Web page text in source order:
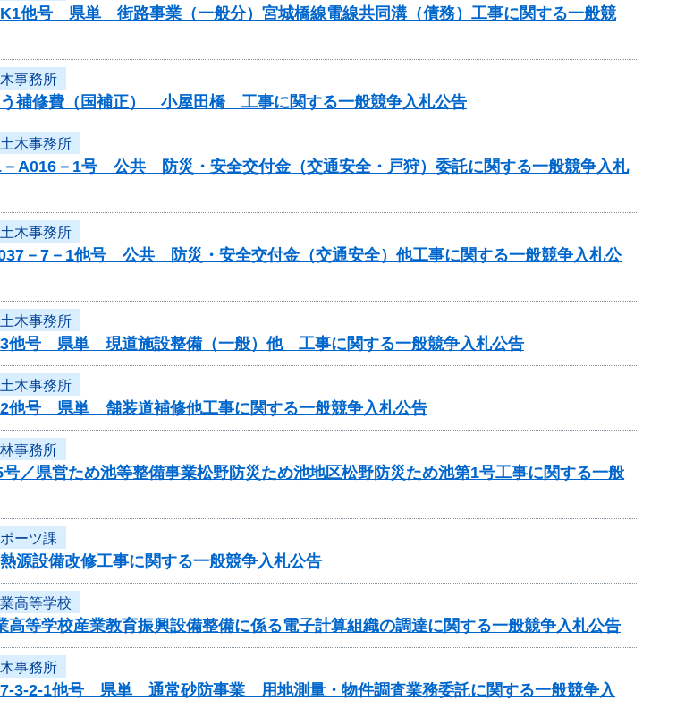
K1他号 県単 街路事業（一般分）宮城橋線電線共同溝（債務）工事に関する一般競
事務所
補修費（国補正） 小屋田橋 工事に関する一般競争入札公告
木事務所
－A016－1号 公共 防災・安全交付金（交通安全・戸狩）委託に関する一般競争入札
木事務所
－7－1他号 公共 防災・安全交付金（交通安全）他工事に関する一般競争入札公
木事務所
3他号 県単 現道施設整備（一般）他 工事に関する一般競争入札公告
木事務所
2他号 県単 舗装道補修他工事に関する一般競争入札公告
事務所
号／県営ため池等整備事業松野防災ため池地区松野防災ため池第1号工事に関する一般
ーツ課
源設備改修工事に関する一般競争入札公告
高等学校
高等学校産業教育振興設備整備に係る電子計算組織の調達に関する一般競争入札公告
事務所
7-3-2-1他号 県単 通常砂防事業 用地測量・物件調査業務委託に関する一般競争入